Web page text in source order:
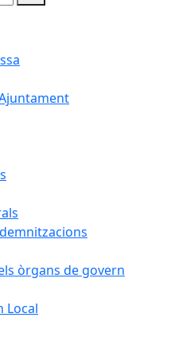
òrgans de govern
Local